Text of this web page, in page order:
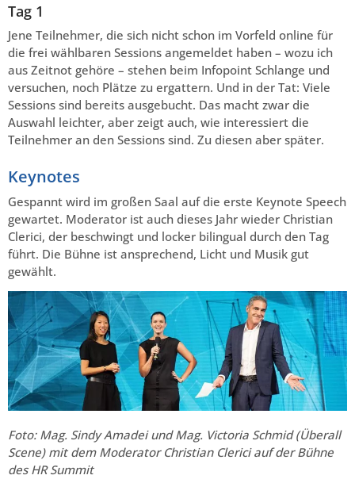
Tag 1
Jene Teilnehmer, die sich nicht schon im Vorfeld online für
die frei wählbaren Sessions angemeldet haben – wozu ich
aus Zeitnot gehöre – stehen beim Infopoint Schlange und
versuchen, noch Plätze zu ergattern. Und in der Tat: Viele
Sessions sind bereits ausgebucht. Das macht zwar die
Auswahl leichter, aber zeigt auch, wie interessiert die
Teilnehmer an den Sessions sind. Zu diesen aber später.
Keynotes
Gespannt wird im großen Saal auf die erste Keynote Speech
gewartet. Moderator ist auch dieses Jahr wieder Christian
Clerici, der beschwingt und locker bilingual durch den Tag
führt. Die Bühne ist ansprechend, Licht und Musik gut
gewählt.
Foto: Mag. Sindy Amadei und Mag. Victoria Schmid (Überall
Scene) mit dem Moderator Christian Clerici auf der Bühne
des HR Summit